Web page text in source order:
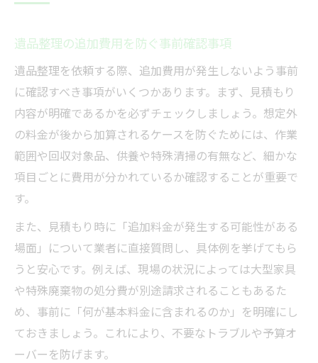
遺品整理の追加費用を防ぐ事前確認事項
遺品整理を依頼する際、追加費用が発生しないよう事前
に確認すべき事項がいくつかあります。まず、見積もり
内容が明確であるかを必ずチェックしましょう。想定外
の料金が後から加算されるケースを防ぐためには、作業
範囲や回収対象品、供養や特殊清掃の有無など、細かな
項目ごとに費用が分かれているか確認することが重要で
す。
また、見積もり時に「追加料金が発生する可能性がある
場面」について業者に直接質問し、具体例を挙げてもら
うと安心です。例えば、現場の状況によっては大型家具
や特殊廃棄物の処分費が別途請求されることもあるた
め、事前に「何が基本料金に含まれるのか」を明確にし
ておきましょう。これにより、不要なトラブルや予算オ
ーバーを防げます。